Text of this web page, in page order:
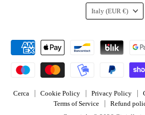
Cerca Cookie Policy Privacy Policy
Terms of Service
Refund
Country
Italy (EUR €)